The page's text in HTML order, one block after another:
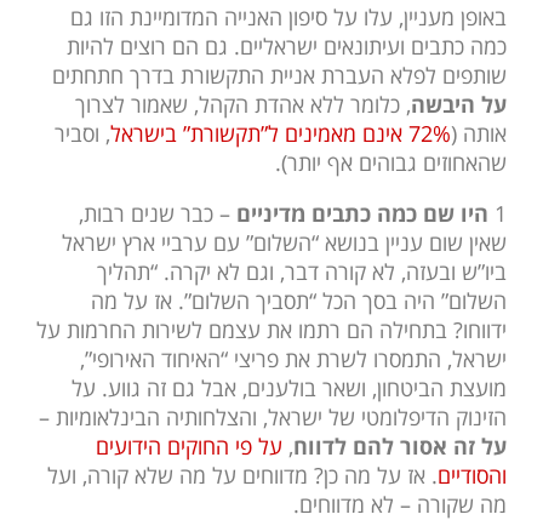
באופן מעניין, עלו על סיפון האנייה המדומיינת הזו גם
כמה כתבים ועיתונאים ישראליים. גם הם רוצים להיות
שותפים לפלא העברת אניית התקשורת בדרך חתחתים
על היבשה, כלומר ללא אהדת הקהל, שאמור לצרוך
אותה (72% אינם מאמינים ל”תקשורת” בישראל
, וסביר
שהאחוזים גבוהים אף יותר).
1 היו שם כמה כתבים מדיניים – כבר שנים רבות,
שאין שום עניין בנושא “השלום” עם ערביי ארץ ישראל
ביו”ש ובעזה, לא קורה דבר, וגם לא יקרה. “תהליך
השלום” היה בסך הכל “תסביך השלום”. אז על מה
ידווחו? בתחילה הם רתמו את עצמם לשירות החרמות על
ישראל, התמסרו לשרת את פריצי “האיחוד האירופי”,
מועצת הביטחון, ושאר בולענים, אבל גם זה גווע. על
הזינוק הדיפלומטי של ישראל, והצלחותיה הבינלאומיות –
על זה אסור להם לדווח, על פי החוקים הידועים
והסודיים. אז על מה כן? מדווחים על מה שלא קורה, ועל
מה שקורה – לא מדווחים.